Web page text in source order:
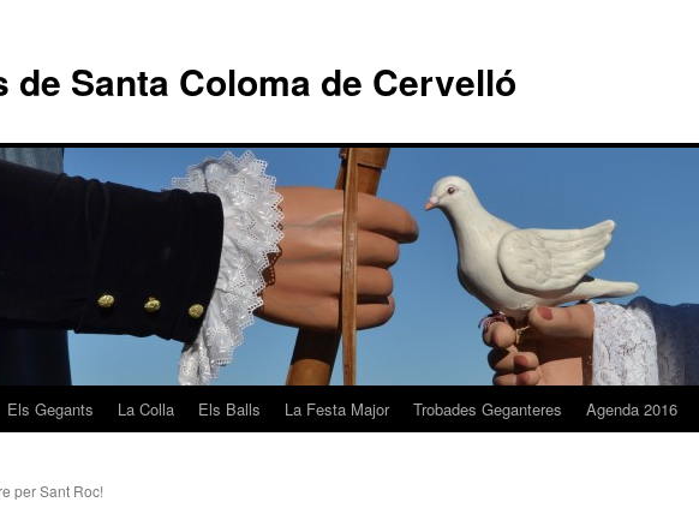
de Santa Coloma de Cervelló
Els Gegants La Colla Els Balls La Festa Major Trobades Geganteres Agenda 2016
per Sant Roc!